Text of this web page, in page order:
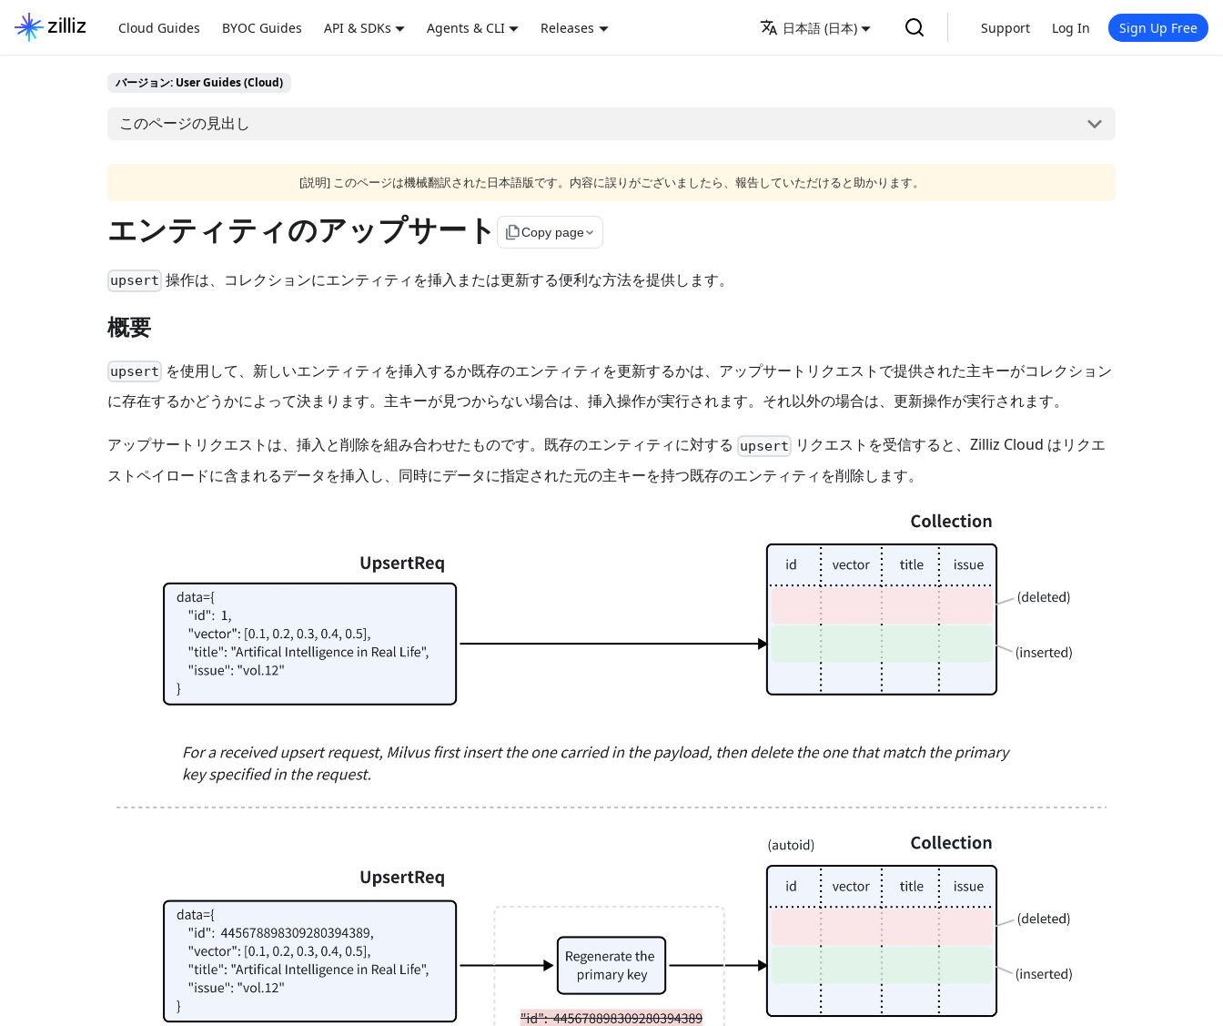
Cloud Guides BYOC Guides API & SDKs Agents & CLI Releases 日本語 (日本) Support Log In Sign Up Free
バージョン: User Guides (Cloud)
このページの見出し
[説明] このページは機械翻訳された日本語版です。内容に誤りがございましたら、報告していただけると助かります。
エンティティのアップサート file_copyCopy page
upsert 操作は、コレクションにエンティティを挿入または更新する便利な方法を提供します。
概要
upsert を使用して、新しいエンティティを挿入するか既存のエンティティを更新するかは、アップサートリクエストで提供された主キーがコレクション
に存在するかどうかによって決まります。主キーが見つからない場合は、挿入操作が実行されます。それ以外の場合は、更新操作が実行されます。
アップサートリクエストは、挿入と削除を組み合わせたものです。既存のエンティティに対する upsert
リクエストを受信すると、Zilliz Cloud はリクエ
ストペイロードに含まれるデータを挿入し、同時にデータに指定された元の主キーを持つ既存のエンティティを削除します。